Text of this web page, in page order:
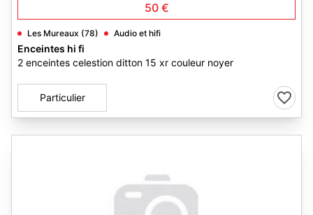
50 €
Les Mureaux (78) Audio et hifi
Enceintes hi fi
2 enceintes celestion ditton 15 xr couleur noyer
Particulier